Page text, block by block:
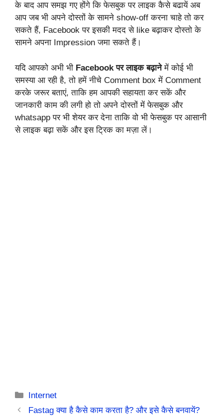
के बाद आप समझ गए होंगे कि फेसबुक पर लाइक कैसे बढायें अब
आप जब भी अपने दोस्तों के सामने show-off करना चाहे तो कर
सकते हैं, Facebook पर इसकी मदद से like बढ़ाकर दोस्तो के
सामने अपना Impression जमा सकते हैं।
यदि आपको अभी भी Facebook पर लाइक बढ़ानेमें कोई भी
समस्या आ रही है, तो हमें नीचे Comment box में Comment
करके जरूर बताएं, ताकि हम आपकी सहायता कर सकें और
जानकारी काम की लगी हो तो अपने दोस्तों में फेसबुक और
whatsapp पर भी शेयर कर देना ताकि वो भी फेसबुक पर आसानी
से लाइक बढ़ा सकें और इस ट्रिक का मज़ा लें।
Categories
Internet
Fastag क्या है कैसे काम करता है? और इसे कैसे बनवायें?